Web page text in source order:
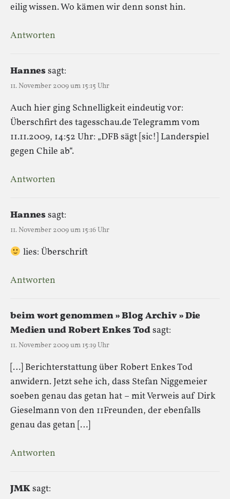
eilig wissen. Wo kämen wir denn sonst hin.
Antworten
Hannessagt:
11. November 2009 um 15:15 Uhr
Auch hier ging Schnelligkeit eindeutig vor:
Überschfirt des tagesschau.de Telegramm vom
11.11.2009, 14:52 Uhr: „DFB sägt [sic!] Landerspiel
gegen Chile ab“.
Antworten
Hannessagt:
11. November 2009 um 15:16 Uhr
lies: Überschrift
Antworten
beim wort genommen » Blog Archiv » Die
Medien und Robert Enkes Todsagt:
11. November 2009 um 15:19 Uhr
[…] Berichterstattung über Robert Enkes Tod
anwidern. Jetzt sehe ich, dass Stefan Niggemeier
soeben genau das getan hat – mit Verweis auf Dirk
Gieselmann von den 11Freunden, der ebenfalls
genau das getan […]
Antworten
JMKsagt: